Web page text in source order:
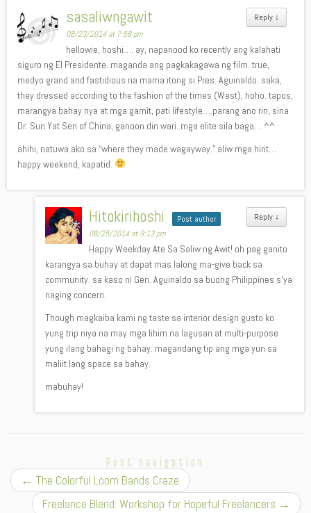
Reply ↓
sasaliwngawit
08/23/2014 at 7:58 pm
hellowie, hoshi…. ay, napanood ko recently ang kalahati
siguro ng El Presidente. maganda ang pagkakagawa ng film. true,
medyo grand and fastidious na mama itong si Pres. Aguinaldo. saka,
they dressed according to the fashion of the times (West), hoho. tapos,
marangya bahay nya at mga gamit, pati lifestyle….parang ano rin, sina
Dr. Sun Yat Sen of China, ganoon din wari. mga elite sila baga… ^^
ahihi, natuwa ako sa “where they made wagayway.” aliw mga hirit…
happy weekend, kapatid.
Reply ↓
Hitokirihoshi Post author
08/25/2014 at 9:13 pm
Happy Weekday Ate Sa Saliw ng Awit! oh pag ganito
karangya sa buhay at dapat mas lalong ma-give back sa
community. sa kaso ni Gen. Aguinaldo sa buong Philippines s’ya
naging concern.
Though magkaiba kami ng taste sa interior design gusto ko
yung trip niya na may mga lihim na lagusan at multi-purpose
yung ilang bahagi ng bahay. magandang tip ang mga yun sa
maliit lang space sa bahay.
mabuhay!
Post navigation
← The Colorful Loom Bands Craze
Freelance Blend: Workshop for Hopeful Freelancers →